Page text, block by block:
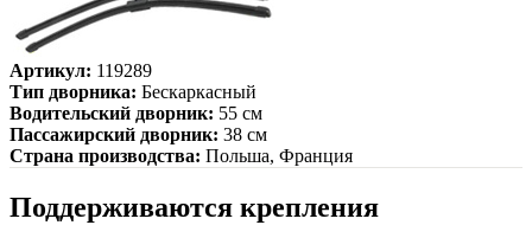
Артикул: 119289
Тип дворника: Бескаркасный
Водительский дворник: 55 см
Пассажирский дворник: 38 см
Страна производства: Польша, Франция
Поддерживаются крепления